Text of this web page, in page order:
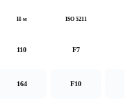
Н·м ISO 5211
110 F7
164 F10